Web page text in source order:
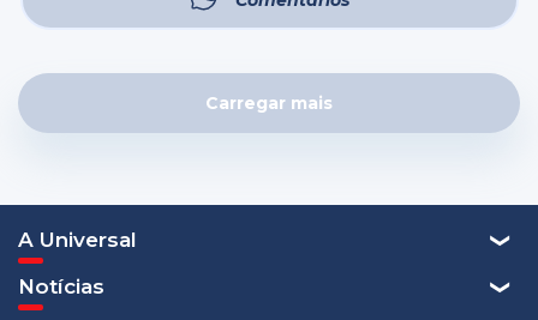
Carregar mais
A Universal
Notícias